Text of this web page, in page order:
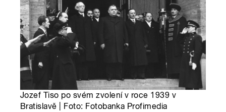
Jozef Tiso po svém zvolení v roce 1939 v
Bratislavě | Foto: Fotobanka Profimedia